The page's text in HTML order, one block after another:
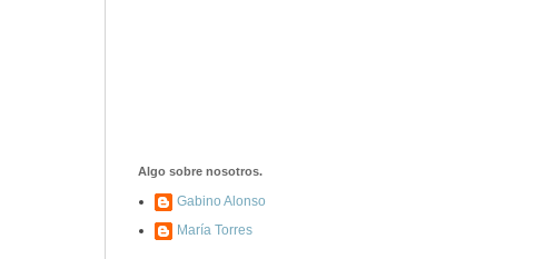
Algo sobre nosotros.
Gabino Alonso
María Torres